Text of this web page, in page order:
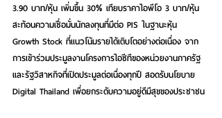
3.90 บาท/หุ้น เพิ่มขึ้น 30% เทียบราคาไอพีโอ 3 บาท/หุ้น
สะท้อนความเชื่อมั่นนักลงทุนที่มีต่อ PIS ในฐานะหุ้น
Growth Stock ที่แนวโน้มรายได้เติบโตอย่างต่อเนื่อง จาก
การเข้าร่วมประมูลงานโครงการไอซีทีของหน่วยงานภาครัฐ
และรัฐวิสาหกิจที่เปิดประมูลต่อเนื่องทุกปี สอดรับนโยบาย
Digital Thailand เพื่อยกระดับความอยู่ดีมีสุขของประชาชน